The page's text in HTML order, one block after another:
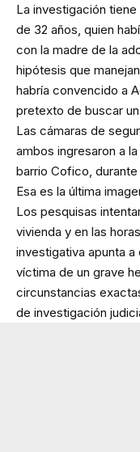
La investigación
de 32 años, quien
con la madre de la
hipótesis que
habría convencido a
pretexto de buscar
Las cámaras de
ambos ingresaron a
barrio Cofico,
Esa es la última
Los pesquisas
vivienda y en las
investigativa apunta
víctima de un grave
circunstancias
de investigación